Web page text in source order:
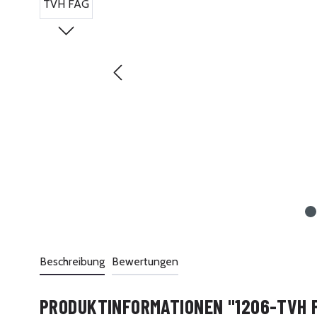
Beschreibung Bewertungen
PRODUKTINFORMATIONEN "1206-TVH